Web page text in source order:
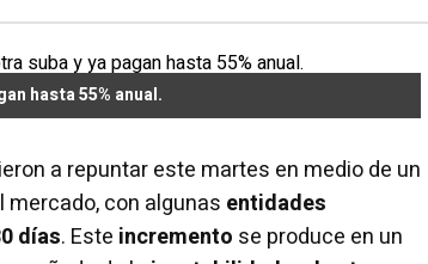
hasta 55% anual.
a repuntar este martes en medio de un
mercado, con algunas entidades
días. Este incremento se produce en un